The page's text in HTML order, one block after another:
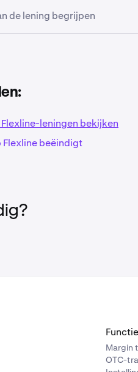
ETH en meer. Voor dit
alle valuta's nagenoeg
in de rechterbenedenhoek
in het gedeelte Tools &
de lening begrijpen
leningen bekijken
Flexline beëindigt
Margin
OTC-